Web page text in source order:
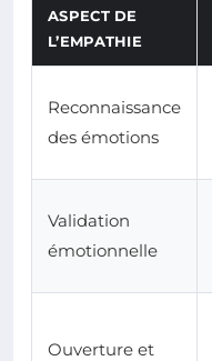
ASPECT DE
L’EMPATHIE
Reconnaissance
des émotions
Validation
émotionnelle
Ouverture et